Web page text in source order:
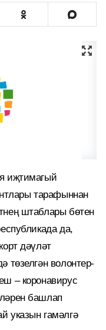
иҗтимагый
тарафыннан
штаблары бөтен
да,
дәүләт
төзелгән волонтер-
– коронавирус
башлап
указын гамәлгә